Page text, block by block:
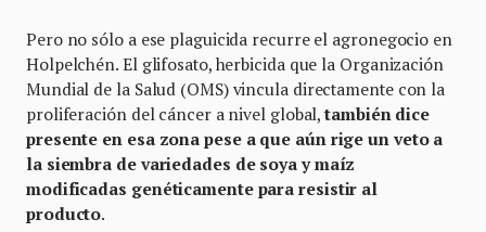
Pero no sólo a ese plaguicida recurre el agronegocio en
Holpelchén. El glifosato, herbicida que la Organización
Mundial de la Salud (OMS) vincula directamente con la
proliferación del cáncer a nivel global,también dice
presente en esa zona pese a que aún rige un veto a
la siembra de variedades de soya y maíz
modificadas genéticamente para resistir al
producto.